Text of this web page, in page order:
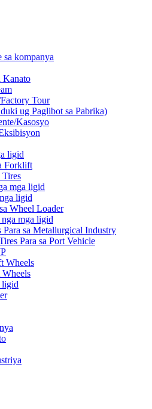
kompanya
Kanato
Tour
ug Paglibot sa Pabrika)
Kasosyo
ligid
Forklift
Tires
mga ligid
ligid
Wheel Loader
mga ligid
Para sa Metallurgical Industry
Para sa Port Vehicle
Wheels
ligid